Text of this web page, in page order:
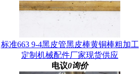
标准663 9-4黑皮管黑皮棒黄铜棒粗加工
定制机械配件厂家现货供应
电议0询价